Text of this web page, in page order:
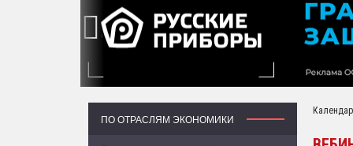
‹
ПО ОТРАСЛЯМ ЭКОНОМИКИ